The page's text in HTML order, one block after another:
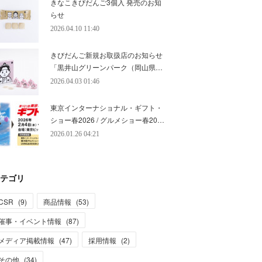
きなこきびだんご3個入 発売のお知
らせ
2026.04.10 11:40
きびだんご新規お取扱店のお知らせ
「黒井山グリーンパーク（岡山県…
2026.04.03 01:46
東京インターナショナル・ギフト・
ショー春2026 / グルメショー春20…
2026.01.26 04:21
ゴリ
(9) 商品情報 (53)
事・イベント情報 (87)
ディア掲載情報 (47) 採用情報 (2)
の他 (34)